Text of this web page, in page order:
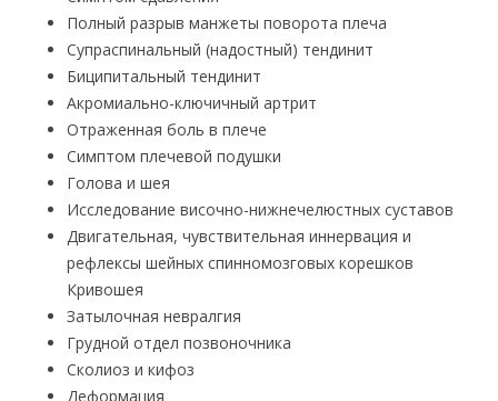
Полный разрыв манжеты поворота плеча
Супраспинальный (надостный) тендинит
Биципитальный тендинит
Акромиально-ключичный артрит
Отраженная боль в плече
Симптом плечевой подушки
Голова и шея
Исследование височно-нижнечелюстных суставов
Двигательная, чувствительная иннервация и
рефлексы шейных спинномозговых корешков
Кривошея
Затылочная невралгия
Грудной отдел позвоночника
Сколиоз и кифоз
Деформация